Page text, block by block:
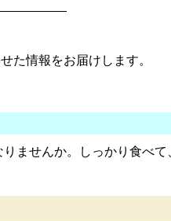
た情報をお届けします。
ませんか。しっかり食べ